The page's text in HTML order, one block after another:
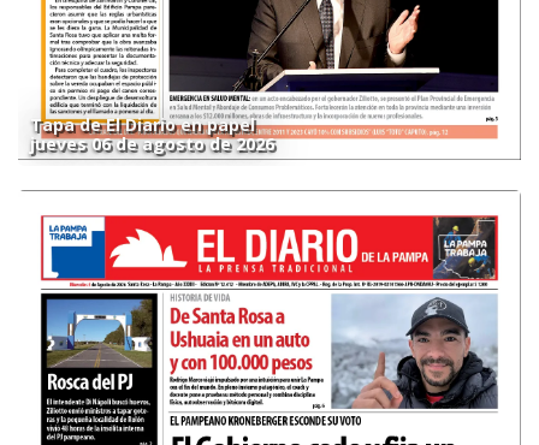
Tapa de El Diario en papel
jueves 06 de agosto de 2026